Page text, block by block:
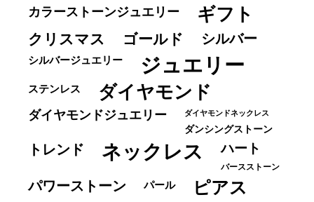
カラーストーンジュエリー ギフト
クリスマス ゴールド シルバー
シルバージュエリー ジュエリー
ステンレス ダイヤモンド
ダイヤモンドジュエリー ダイヤモンドネックレス
ダンシングストーン
トレンド ネックレス ハート
バースストーン
パワーストーン パール ピアス